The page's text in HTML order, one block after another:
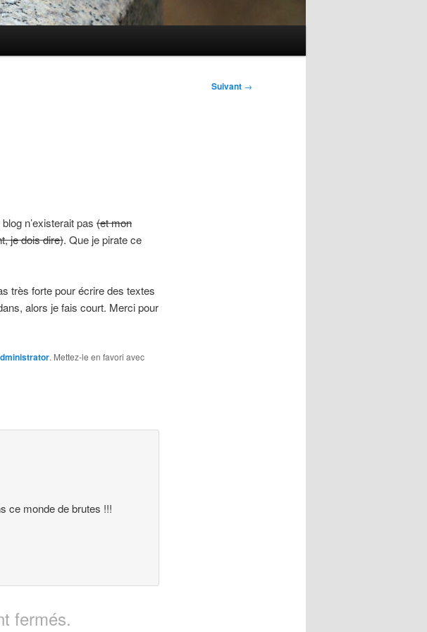
Suivant →
n’existerait pas(et mon
je dois dire). Que je pirate ce
très forte pour écrire des textes
alors je fais court. Merci pour
. Mettez-le en favori avec
ce monde de brutes !!!
fermés.